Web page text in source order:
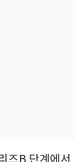
즈B 단계에서